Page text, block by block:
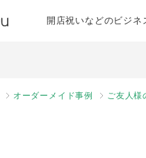
開店祝いなどのビジネ
オーダーメイド事例 ご友人様